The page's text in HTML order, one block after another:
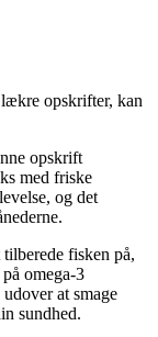
opskrifter, kan
opskrift
med friske
og det
fisken på,
omega-3
at smage
sundhed.